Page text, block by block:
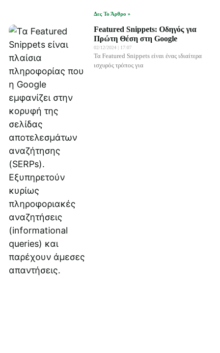
Δες Το Άρθρο »
Featured Snippets: Οδηγός για
Πρώτη Θέση στη Google
02/12/2024 17:07
Τα Featured Snippets είναι ένας ιδιαίτερα
ισχυρός τρόπος για